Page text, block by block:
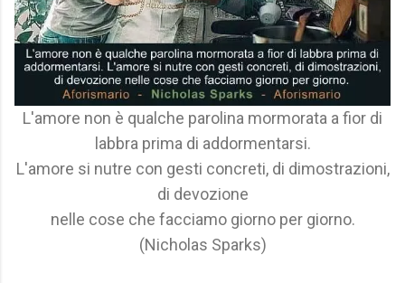
L'amore non è qualche parolina mormorata a fior di
labbra prima di addormentarsi.
L'amore si nutre con gesti concreti, di dimostrazioni,
di devozione
nelle cose che facciamo giorno per giorno.
(Nicholas Sparks)